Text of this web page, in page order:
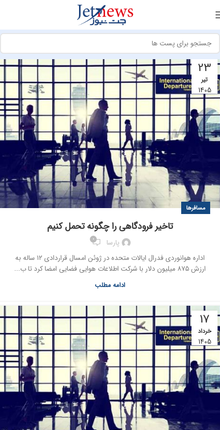
23
تیر
1405
مسافرها
تاخیر فرودگاهی را چگونه تحمل کنیم
پارسا 0
اداره هوانوردی فدرال ایالات متحده در ژوئن امسال قراردادی ۱۲ ساله به
ارزش ۸۷۵ میلیون دلار با شرکت اطلاعات هوایی فضایی امضا کرد تا ب...
ادامه مطلب
17
خرداد
1405